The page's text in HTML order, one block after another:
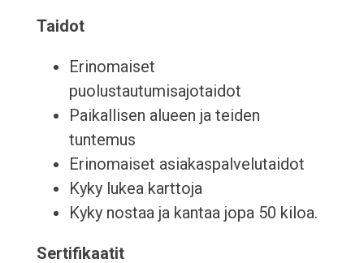
Taidot
Erinomaiset
puolustautumisajotaidot
Paikallisen alueen ja teiden
tuntemus
Erinomaiset asiakaspalvelutaidot
Kyky lukea karttoja
Kyky nostaa ja kantaa jopa 50 kiloa.
Sertifikaatit